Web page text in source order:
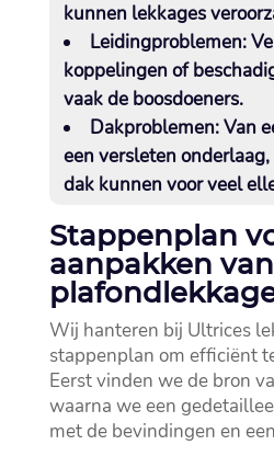
kunnen lekkages
Leidingproblemen:
koppelingen of
vaak de boosdoeners.​
Dakproblemen:Van
een versleten
dak kunnen voor veel
Stappenplan
aanpakken van
Wij hanteren bij Ultrices
stappenplan om efficiënt
Eerst vinden we de bron
waarna we een
met de bevindingen en